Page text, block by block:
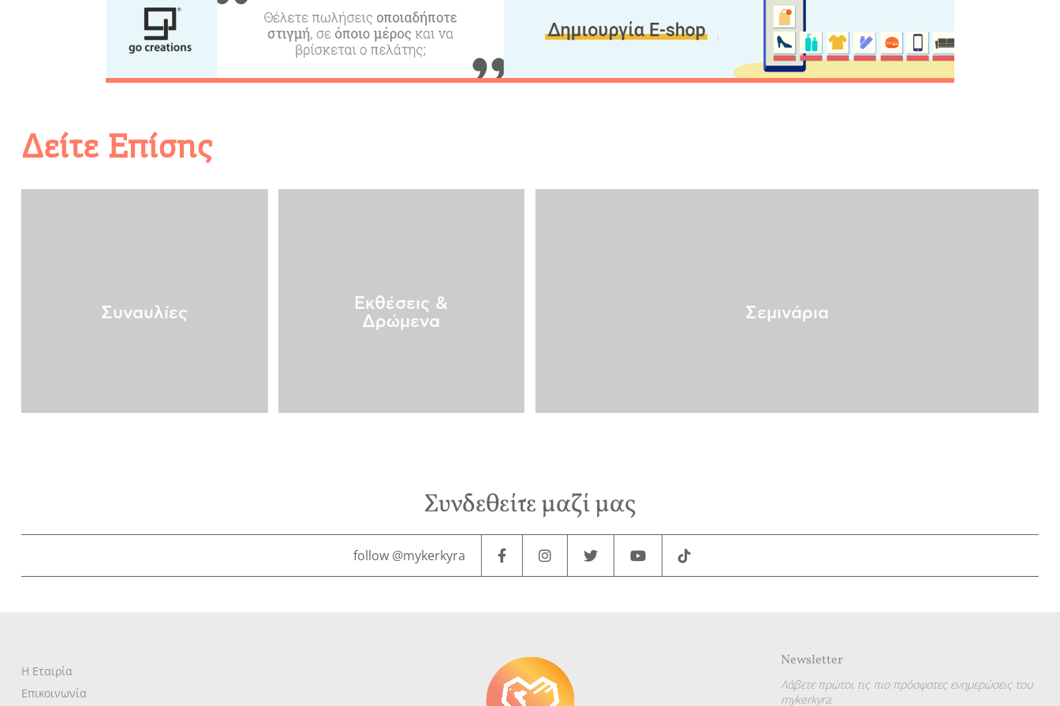
Δραστηριότητες για Μεγάλους
Φαγητό, Ποτό, Διασκέδαση
Γράψτε για την Κέρκυρα
Περιοδικό
Χάρτης Προορισμών
Videos
Δείτε Επίσης
Συναυλίες
Εκθέσεις &
Δρώμενα
Σεμινάρια
Συνδεθείτε μαζί μας
follow @mykerkyra
Η Εταιρία
Επικοινωνία
Newsletter
Λάβετε πρώτοι τις πιο πρόσφατες ενημερώσεις του
mykerkyra.